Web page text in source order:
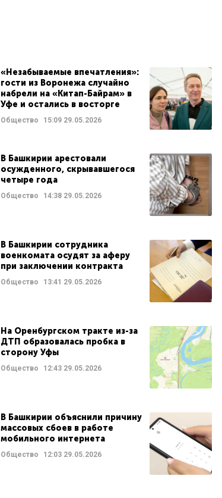
«Незабываемые впечатления»:
гости из Воронежа случайно
набрели на «Китап-Байрам» в
Уфе и остались в восторге
Общество 15:0929.05.2026
В Башкирии арестовали
осужденного, скрывавшегося
четыре года
Общество 14:3829.05.2026
В Башкирии сотрудника
военкомата осудят за аферу
при заключении контракта
Общество 13:41 29.05.2026
На Оренбургском тракте из-за
ДТП образовалась пробка в
сторону Уфы
Общество 12:4329.05.2026
В Башкирии объяснили причину
массовых сбоев в работе
мобильного интернета
Общество 12:0329.05.2026